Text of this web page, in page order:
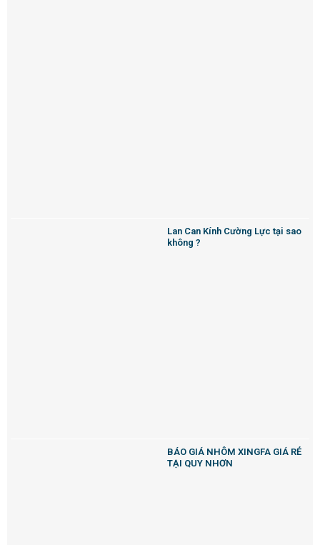
Lan Can Kính Cường Lực tại sao
không ?
BÁO GIÁ NHÔM XINGFA GIÁ RẺ
TẠI QUY NHƠN